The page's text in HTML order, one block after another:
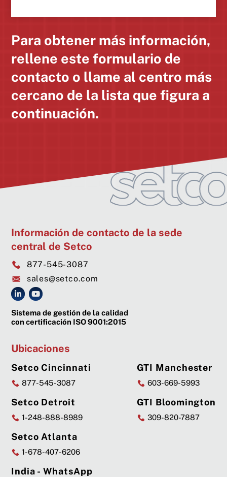
Para obtener más información,
rellene este formulario de
contacto o llame al centro más
cercano de la lista que figura a
continuación.
Información de contacto de la sede
central de Setco
877-545-3087
sales@setco.com
Sistema de gestión de la calidad
con certificación ISO 9001:2015
Ubicaciones
Setco Cincinnati
877-545-3087
Setco Detroit
1-248-888-8989
Setco Atlanta
1-678-407-6206
GTI Manchester
603-669-5993
GTI Bloomington
309-820-7887
India - WhatsApp